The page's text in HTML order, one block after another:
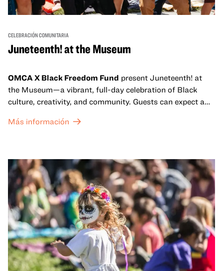
CELEBRACIÓN COMUNITARIA
Juneteenth! at the Museum
OMCA X Black Freedom Fund present Juneteenth! at
the Museum—a vibrant, full-day celebration of Black
culture, creativity, and community. Guests can expect a
sets from boundary-pushing artists, delicious offerings
move, make, and connect in celebration of Black culture.
Más información